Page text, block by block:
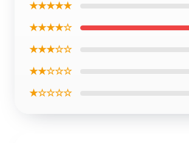
★★★★★
★★★★☆
★★★☆☆
★★☆☆☆
★☆☆☆☆